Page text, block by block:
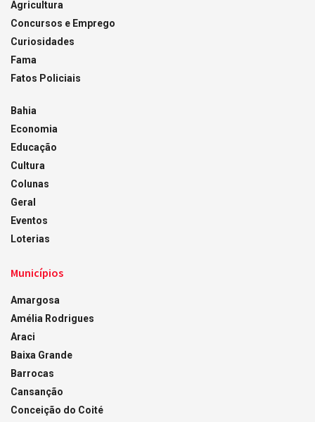
Agricultura
Concursos e Emprego
Curiosidades
Fama
Fatos Policiais
Bahia
Economia
Educação
Cultura
Colunas
Geral
Eventos
Loterias
Municípios
Amargosa
Amélia Rodrigues
Araci
Baixa Grande
Barrocas
Cansanção
Conceição do Coité